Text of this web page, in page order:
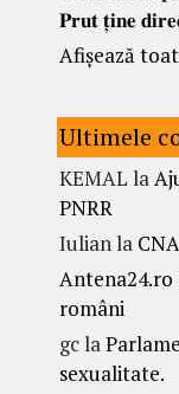
𝐏𝐫𝐮𝐭 𝐭̦𝐢𝐧𝐞
Afișează
Ultimele
KEMAL la
PNRR
Iulianla
Antena24.ro
români
gcla
sexualitate.